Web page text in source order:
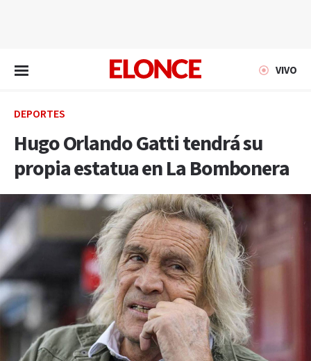
VIVO
DEPORTES
Hugo Orlando Gatti tendrá su
propia estatua en La Bombonera